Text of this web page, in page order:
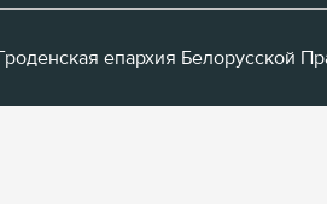
епархия Белорусской